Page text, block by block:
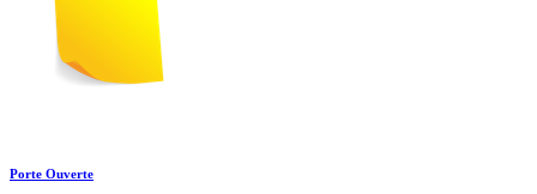
Porte Ouverte